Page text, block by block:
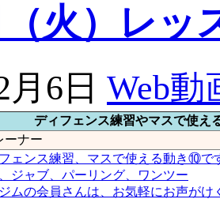
（火）レッ
月6日 Web
ディフェンス練習やマスで使え
ーナー
ェンス練習、マスで使える動き⑩で
ジャブ、パーリング、ワンツー
ムの会員さんは、お気軽にお声がけ